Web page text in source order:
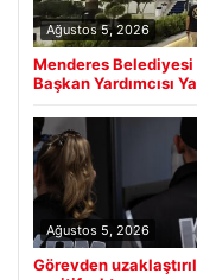
Ağustos 5, 2026
Menderes
Başkan Yardımcısı
Ağustos 5, 2026
Görevden